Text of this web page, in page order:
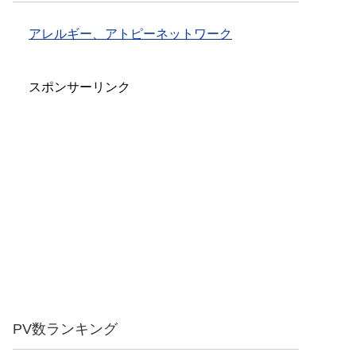
アレルギー、アトピーネットワーク
スポンサーリンク
PV数ランキング